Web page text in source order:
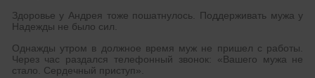
Здоровье у Андрея тоже пошатнулось. Поддерживать мужа у
Надежды не было сил.
Однажды утром в должное время муж не пришел с работы.
Через час раздался телефонный звонок: «Вашего мужа не
стало. Сердечный приступ».